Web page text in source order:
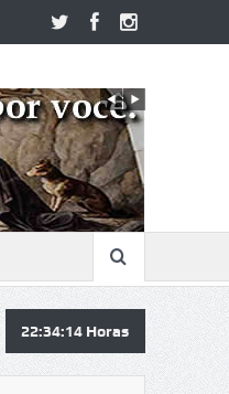
22:34:15 Horas